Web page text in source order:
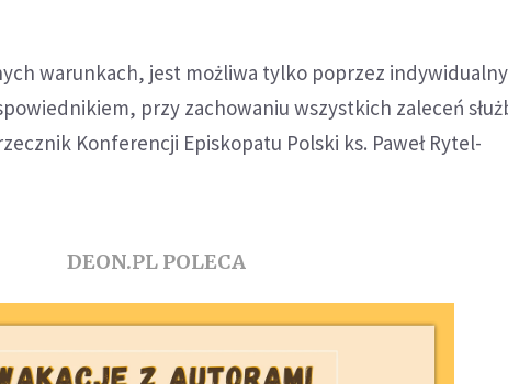
warunkach, jest możliwa tylko poprzez
przy zachowaniu wszystkich zaleceń
Konferencji Episkopatu Polski ks. Paweł Rytel-
DEON.PL POLECA